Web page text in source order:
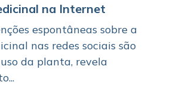
na Internet
espontâneas sobre a
nas redes sociais são
da planta, revela